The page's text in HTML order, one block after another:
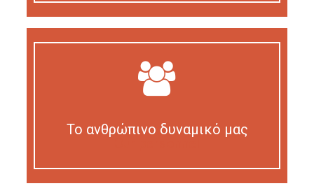
Το ανθρώπινο δυναμικό μας